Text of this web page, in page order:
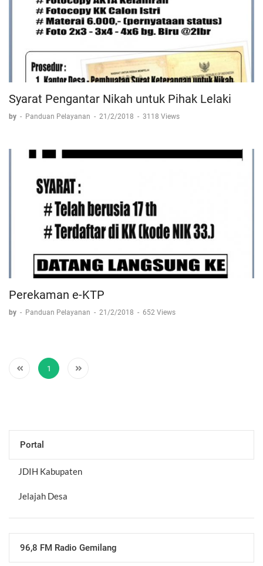
Syarat Pengantar Nikah untuk Pihak Lelaki
by - Panduan Pelayanan - 21/2/2018 - 3118 Views
Perekaman e-KTP
by - Panduan Pelayanan - 21/2/2018 - 652 Views
1
Portal
JDIH Kabupaten
Jelajah Desa
96,8 FM Radio Gemilang